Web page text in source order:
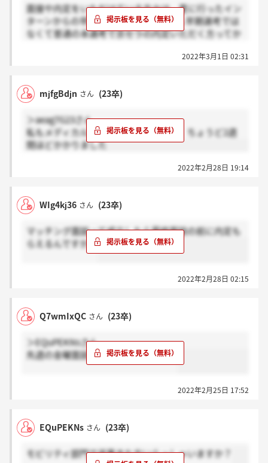
面接や内定をいただけている方々は、夏に行ったイン
ターンからの早期選考なのでしょうか...早期選考では
なくて普通の本選考で京セラの内定いただく方ってか
2022年3月1日 02:31
mjfgBdjn さん (23卒)
＞aeag7G23さん
私もメディカルで内定いただきました。ちょうど2週
間ほどかかりました
2022年2月28日 19:14
WIg4kj36 さん (23卒)
マッチング面談って成立したら最終面談の前に内定も
らえるんですか？
2022年2月28日 02:15
Q7wmIxQC さん (23卒)
＞EQuPEKNsさん
先週の金曜面談してまだ来てません～
2022年2月25日 17:52
EQuPEKNs さん (23卒)
モビリティ部門で返事きた方いらっしゃいますか？